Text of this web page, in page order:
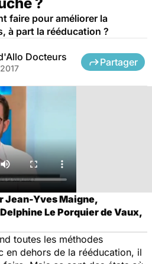
faire pour améliorer la
à part la rééducation ?
Docteurs Partager
Jean-Yves Maigne,
Le Porquier de Vaux,
toutes les méthodes
en dehors de la rééducation, il